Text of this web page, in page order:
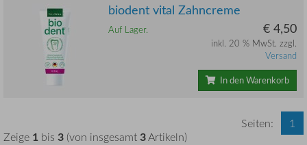
biodent vital Zahncreme
Auf Lager. € 4,50
inkl. 20 % MwSt. zzgl.
Versand
In den Warenkorb
Zeige 1 bis 3 (von insgesamt3Artikeln)
Seiten: 1